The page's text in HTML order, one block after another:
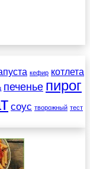
кефир котлета
печенье пирог
соус творожный тест